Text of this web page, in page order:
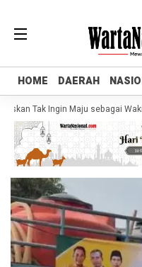
HOME DAERAH
HOME DAERAH
Tak Ingin Maju sebagai Wakil